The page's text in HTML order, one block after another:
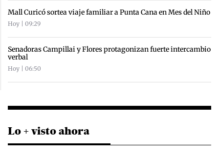
Mall Curicó sortea viaje familiar a Punta Cana en Mes del Niño
Hoy | 09:29
Senadoras Campillai y Flores protagonizan fuerte intercambio
verbal
Hoy | 06:50
Lo + visto ahora